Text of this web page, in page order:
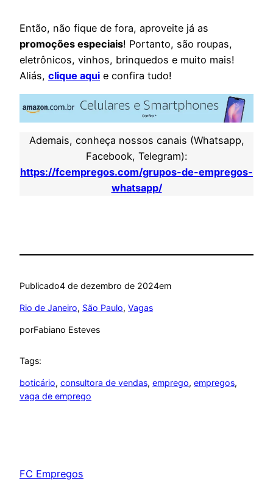
Então, não fique de fora, aproveite já as
promoções especiais! Portanto, são roupas,
eletrônicos, vinhos, brinquedos e muito mais!
Aliás, clique aqui e confira tudo!
Ademais, conheça nossos canais (Whatsapp,
Facebook, Telegram):
https://fcempregos.com/grupos-de-empregos-
whatsapp/
Publicado4 de dezembro de 2024em
Rio de Janeiro, São Paulo, Vagas
porFabiano Esteves
Tags:
boticário, consultora de vendas, emprego, empregos
vaga de emprego
FC Empregos